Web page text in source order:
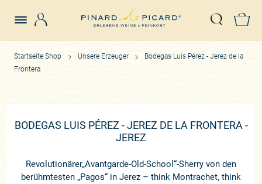
Suche
Startseite Shop Unsere Erzeuger
Bodegas Luis Pérez - Jerez de la
Frontera
BODEGAS LUIS PÉREZ - JEREZ DE LA FRONTERA -
JEREZ
Revolutionärer„Avantgarde-Old-School“-Sherry von den
berühmtesten „Pagos“ in Jerez – think Montrachet, think